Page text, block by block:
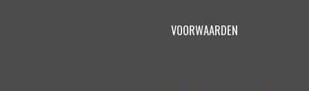
VOORWAARDEN